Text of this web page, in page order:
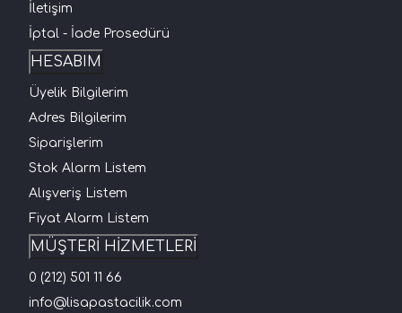
İletişim
İptal - İade Prosedürü
HESABIM
Üyelik Bilgilerim
Adres Bilgilerim
Siparişlerim
Stok Alarm Listem
Alışveriş Listem
Fiyat Alarm Listem
MÜŞTERİ HİZMETLERİ
0 (212) 501 11 66
info@lisapastacilik.com